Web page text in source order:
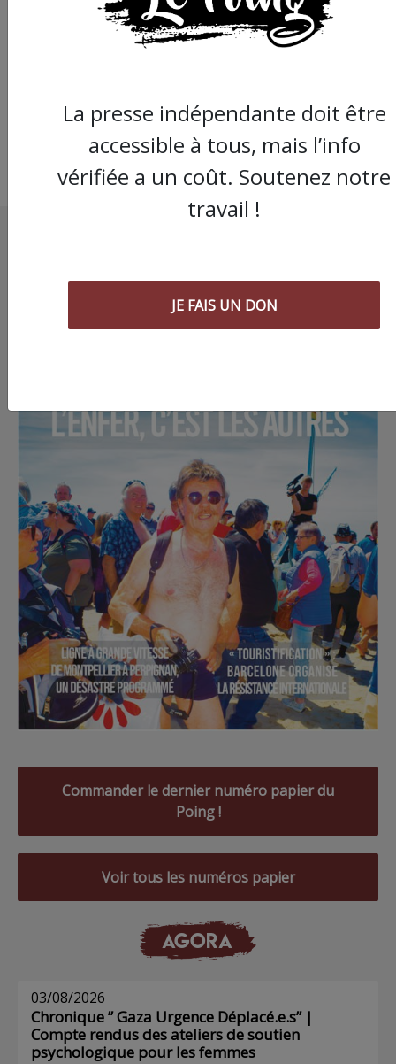
les luttes sociales,
solidarité avec des
Commander le dernier numéro papier du
Poing !
Voir tous les numéros papier
AGORA
03/08/2026
Chronique ” Gaza Urgence Déplacé.e.s” |
Compte rendus des ateliers de soutien
psychologique pour les femmes
La presse indépendante doit être
accessible à tous, mais l’info
vérifiée a un coût. Soutenez notre
travail !
JE FAIS UN DON